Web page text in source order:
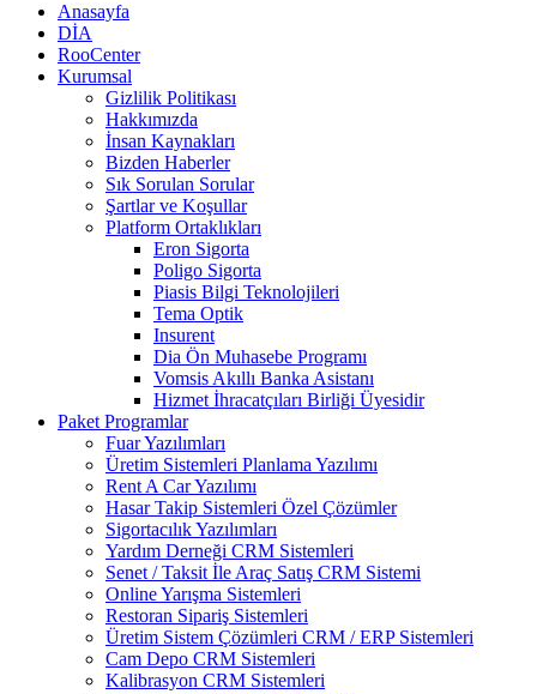
Anasayfa
DİA
RooCenter
Kurumsal
Gizlilik Politikası
Hakkımızda
İnsan Kaynakları
Bizden Haberler
Sık Sorulan Sorular
Şartlar ve Koşullar
Platform Ortaklıkları
Eron Sigorta
Poligo Sigorta
Piasis Bilgi Teknolojileri
Tema Optik
Insurent
Dia Ön Muhasebe Programı
Vomsis Akıllı Banka Asistanı
Hizmet İhracatçıları Birliği Üyesidir
Paket Programlar
Fuar Yazılımları
Üretim Sistemleri Planlama Yazılımı
Rent A Car Yazılımı
Hasar Takip Sistemleri Özel Çözümler
Sigortacılık Yazılımları
Yardım Derneği CRM Sistemleri
Senet / Taksit İle Araç Satış CRM Sistemi
Online Yarışma Sistemleri
Restoran Sipariş Sistemleri
Üretim Sistem Çözümleri CRM / ERP Sistemleri
Cam Depo CRM Sistemleri
Kalibrasyon CRM Sistemleri